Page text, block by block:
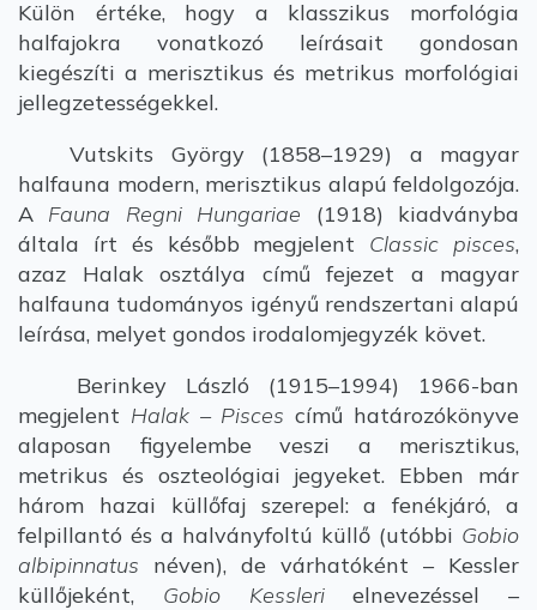
Külön értéke, hogy a klasszikus morfológia
halfajokra vonatkozó leírásait gondosan
kiegészíti a merisztikus és metrikus morfológiai
jellegzetességekkel.
Vutskits György (1858–1929) a magyar
halfauna modern, merisztikus alapú feldolgozója.
A Fauna Regni Hungariae (1918) kiadványba
általa írt és később megjelent Classic pisces,
azaz Halak osztálya című fejezet a magyar
halfauna tudományos igényű rendszertani alapú
leírása, melyet gondos irodalomjegyzék követ.
Berinkey László (1915–1994) 1966-ban
megjelent Halak – Piscescímű határozókönyve
alaposan figyelembe veszi a merisztikus,
metrikus és oszteológiai jegyeket. Ebben már
három hazai küllőfaj szerepel: a fenékjáró, a
felpillantó és a halványfoltú küllő (utóbbi Gobio
albipinnatus néven), de várhatóként – Kessler
küllőjeként, Gobio Kesslerielnevezéssel –